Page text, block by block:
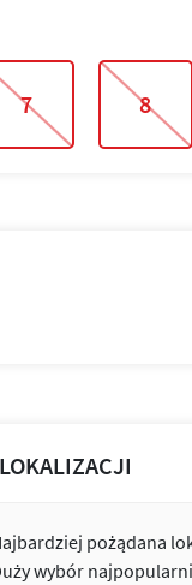
7 8
pożądana
wybór